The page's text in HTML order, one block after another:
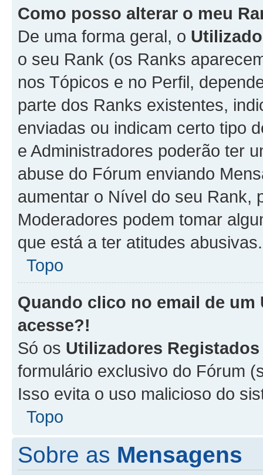
Como posso alterar o meu
De uma forma geral, o
o seu Rank (os Ranks
nos Tópicos e no Perfil,
parte dos Ranks existentes,
enviadas ou indicam certo tipo
e Administradores poderão ter
abuse do Fórum enviando
aumentar o Nível do seu Rank,
Moderadores podem tomar
que está a ter atitudes abusivas.
Topo
Quando clico no email de um
acesse?!
Só os Utilizadores Registados
formulário exclusivo do Fórum
Isso evita o uso malicioso do
Topo
Sobre as Mensagens